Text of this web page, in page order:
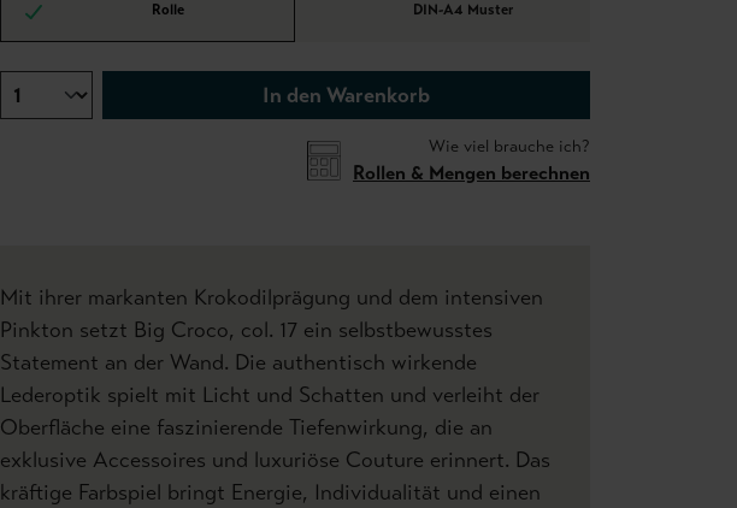
Rolle DIN-A4 Muster
In den Warenkorb
Wie viel brauche ich?
Rollen & Mengen berechnen
Mit ihrer markanten Krokodilprägung und dem intensiven
Pinkton setzt Big Croco, col. 17 ein selbstbewusstes
Statement an der Wand. Die authentisch wirkende
Lederoptik spielt mit Licht und Schatten und verleiht der
Oberfläche eine faszinierende Tiefenwirkung, die an
exklusive Accessoires und luxuriöse Couture erinnert. Das
kräftige Farbspiel bringt Energie, Individualität und einen